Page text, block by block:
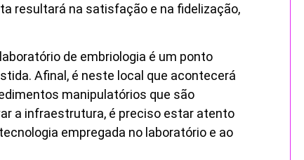
resultará na satisfação e na fidelização,
de embriologia é um ponto
Afinal, é neste local que acontecerá
manipulatórios que são
a infraestrutura, é preciso estar atento
empregada no laboratório e ao